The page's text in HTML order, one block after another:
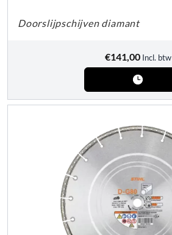
Doorslijpschijven diamant
€141,00 Incl. btw